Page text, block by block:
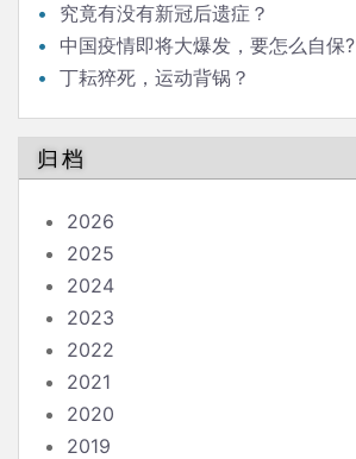
究竟有没有新冠后遗症？
中国疫情即将大爆发，要怎么自保?
丁耘猝死，运动背锅？
归档
2026
2025
2024
2023
2022
2021
2020
2019